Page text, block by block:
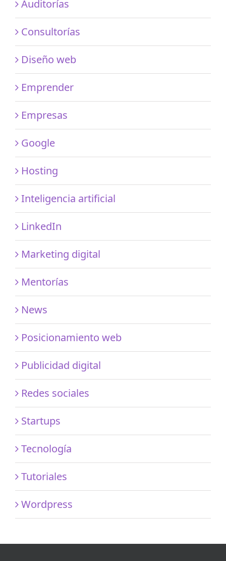
Auditorías
Consultorías
Diseño web
Emprender
Empresas
Google
Hosting
Inteligencia artificial
LinkedIn
Marketing digital
Mentorías
News
Posicionamiento web
Publicidad digital
Redes sociales
Startups
Tecnología
Tutoriales
Wordpress